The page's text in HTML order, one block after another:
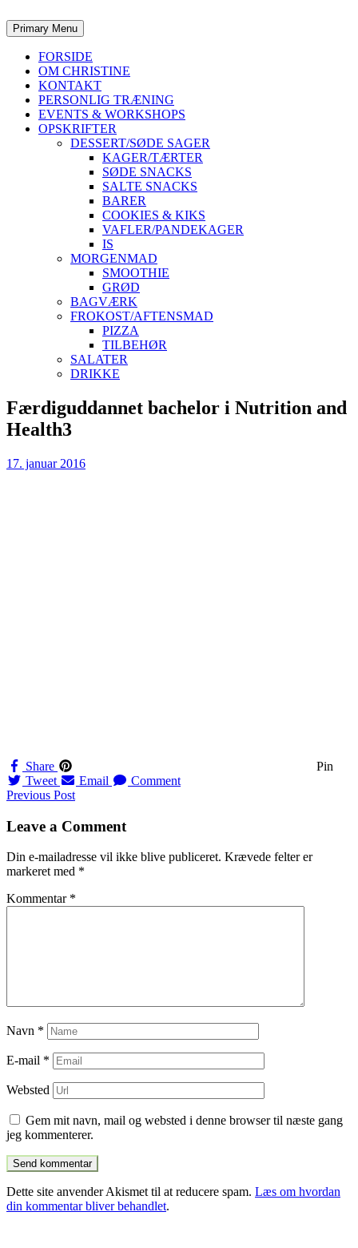
Primary Menu
FORSIDE
OM CHRISTINE
KONTAKT
PERSONLIG TRÆNING
EVENTS & WORKSHOPS
OPSKRIFTER
DESSERT/SØDE SAGER
KAGER/TÆRTER
SØDE SNACKS
SALTE SNACKS
BARER
COOKIES & KIKS
VAFLER/PANDEKAGER
IS
MORGENMAD
SMOOTHIE
GRØD
BAGVÆRK
FROKOST/AFTENSMAD
PIZZA
TILBEHØR
SALATER
DRIKKE
Skip
to
content
Færdiguddannet bachelor i Nutrition and
Health3
17. januar 2016
Share
Pin
Tweet
Email Comment
Navigation
til
Previous Post
Leave a Comment
Din e-mailadresse vil ikke blive publiceret. Krævede felter er
markeret med *
Kommentar *
Navn *
E-mail *
Websted
Gem mit navn, mail og websted i denne browser til næste gang
jeg kommenterer.
Dette site anvender Akismet til at reducere spam. Læs om hvordan
din kommentar bliver behandlet.